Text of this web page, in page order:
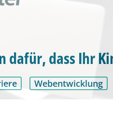
dafür, dass Ihr
Webentwicklung